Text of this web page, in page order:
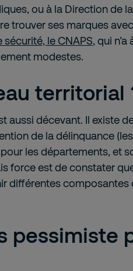
ou à la Direction de
trouver ses marques
le CNAPS, qui
modestes.
territorial
aussi décevant. Il existe
de la délinquance
les départements, et
force est de constater
différentes composantes
pessimiste